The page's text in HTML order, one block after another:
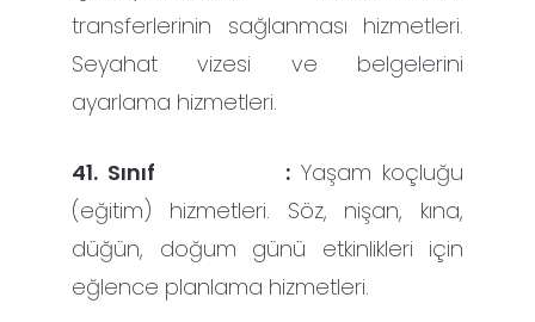
transferlerinin sağlanması hizmetleri.
Seyahat vizesi ve belgelerini
ayarlama hizmetleri.
41. Sınıf : Yaşam koçluğu
(eğitim) hizmetleri. Söz, nişan, kına,
düğün, doğum günü etkinlikleri için
eğlence planlama hizmetleri.